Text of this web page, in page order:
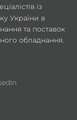
із
України в
та поставок
обладнання.